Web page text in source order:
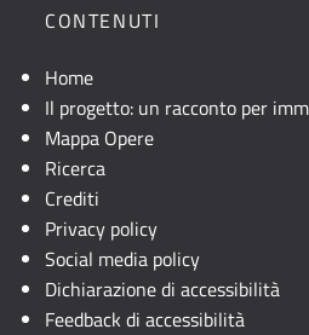
CONTENUTI
Home
Il progetto: un racconto per
Mappa Opere
Ricerca
Crediti
Privacy policy
Social media policy
Dichiarazione di accessibilità
Feedback di accessibilità